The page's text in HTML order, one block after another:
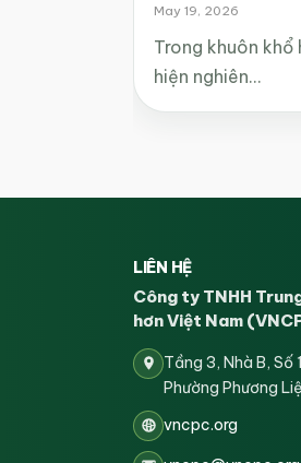
May 19, 2026
Trong khuôn khổ
hiện nghiên…
LIÊN HỆ
Công ty TNHH
hơn Việt Nam
Tầng 3, Nhà B, Số
Phường Phương
vncpc.org